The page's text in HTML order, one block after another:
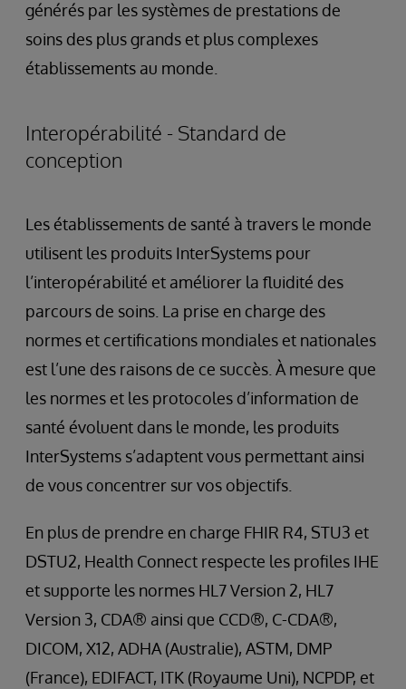
générés par les systèmes de prestations de
soins des plus grands et plus complexes
établissements au monde.
Interopérabilité - Standard de
conception
Les établissements de santé à travers le monde
utilisent les produits InterSystems pour
l’interopérabilité et améliorer la fluidité des
parcours de soins. La prise en charge des
normes et certifications mondiales et nationales
est l’une des raisons de ce succès. À mesure que
les normes et les protocoles d’information de
santé évoluent dans le monde, les produits
InterSystems s’adaptent vous permettant ainsi
de vous concentrer sur vos objectifs.
En plus de prendre en charge FHIR R4, STU3 et
DSTU2, Health Connect respecte les profiles IHE
et supporte les normes HL7 Version 2, HL7
Version 3, CDA® ainsi que CCD®, C-CDA®,
DICOM, X12, ADHA (Australie), ASTM, DMP
(France), EDIFACT, ITK (Royaume Uni), NCPDP, et